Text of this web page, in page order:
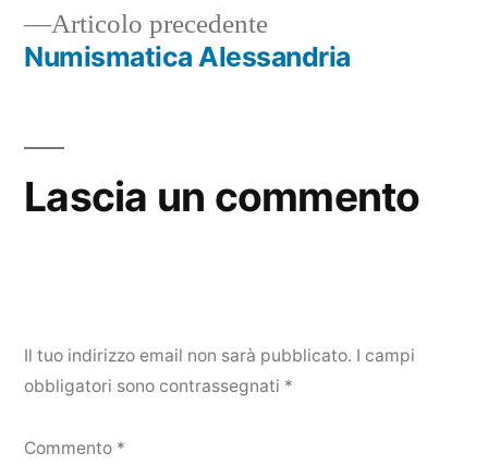
articoli
Articolo precedenteArticolo
precedente:
Numismatica Alessandria
Lascia un commento
Il tuo indirizzo email non sarà pubblicato. I campi
obbligatori sono contrassegnati *
Commento *